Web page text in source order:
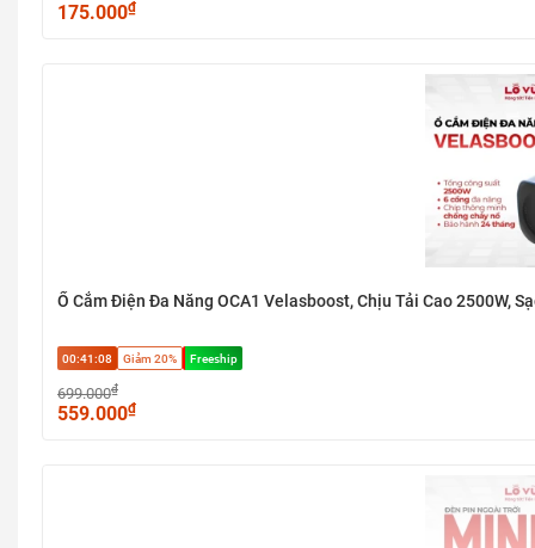
175.000₫
Ổ Cắm Điện Đa Năng OCA1 Velasboost, Chịu Tải Cao 2500W,
00:41:07 Giảm 20% Freeship
699.000₫
559.000₫